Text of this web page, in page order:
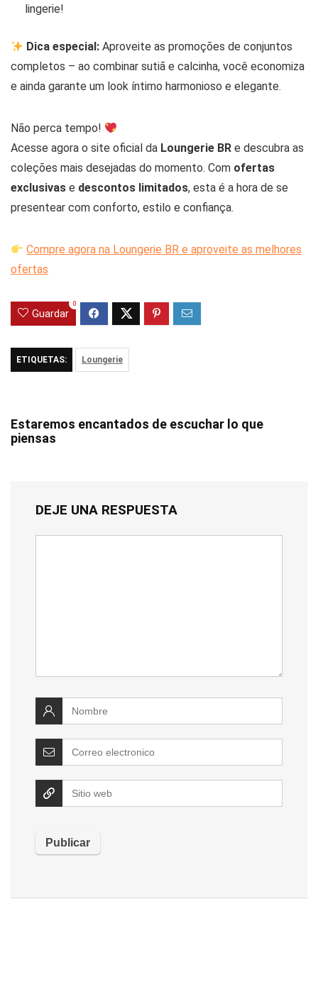
lingerie!
Dica especial: Aproveite as promoções de conjuntos
completos – ao combinar sutiã e calcinha, você economiza
e ainda garante um look íntimo harmonioso e elegante.
Não perca tempo!
Acesse agora o site oficial da Loungerie BR e descubra as
coleções mais desejadas do momento. Com ofertas
exclusivas e descontos limitados, esta é a hora de se
presentear com conforto, estilo e confiança.
Compre agora na Loungerie BR e aproveite as melhores
ofertas
Guardar
0
ETIQUETAS: Loungerie
Estaremos encantados de escuchar lo que
piensas
DEJE UNA RESPUESTA